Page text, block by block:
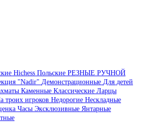
Hichess Польские РЕЗНЫЕ РУЧНОЙ
"Nadir" Демонстрационные Для детей
Каменные Классические Ларцы
троих игроков Недорогие Нескладные
Часы Эксклюзивные Янтарные